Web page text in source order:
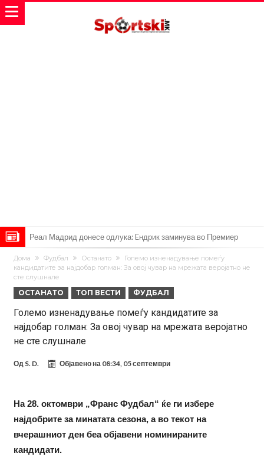
Реал Мадрид донесе одлука: Eндрик заминува во Премиер
лигата!
(ФОТО) Тажна вест од Аргентина: Голема загуба во семејството
на Меси
Мурињо воведува строга дисциплина во Реал Мадрид: Ова се
трите нови правила за успех
Целосна војна: Барса го растура најважниот летен трансфер на
Атлетико?!
Инфантино имал љубовница: Испливаа скандалозни
информации, добивала пари од УЕФА
Ромеро се согласи на условите со Атлетико
Барселона!
Тикет на денот (сабота, 08.08.2026)
Дома Фудбал Останато
Големо изненадување помеѓу
кандидатите за најдобар голман: За овој чувар на мрежата веројатно не
сте слушнале
ОСТАНАТО ТОП ВЕСТИ ФУДБАЛ
Големо изненадување помеѓу кандидатите за
најдобар голман: За овој чувар на мрежата веројатно
не сте слушнале
Од S. D. Објавено на 08:34, 05 септември
На 28. октомври „Франс Фудбал“ ќе ги избере
најдобрите за минатата сезона, а во текот на
вчерашниот ден беа објавени номинираните
кандидати.